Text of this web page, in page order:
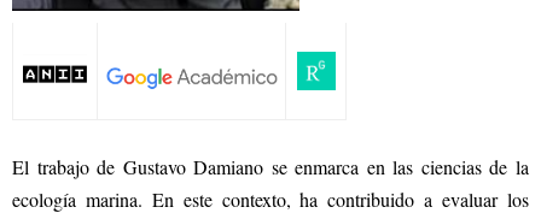
El trabajo de Gustavo Damiano se enmarca en las ciencias de la
ecología marina. En este contexto, ha contribuido a evaluar los